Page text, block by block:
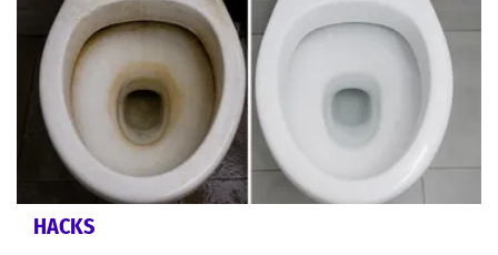
HACKS